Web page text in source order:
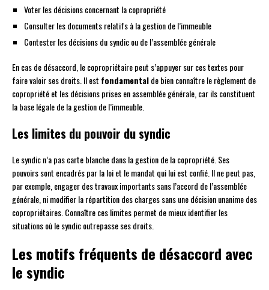
Voter les décisions concernant la copropriété
Consulter les documents relatifs à la gestion de l’immeuble
Contester les décisions du syndic ou de l’assemblée générale
En cas de désaccord, le copropriétaire peut s’appuyer sur ces textes pour
faire valoir ses droits. Il est fondamentalde bien connaître le règlement de
copropriété et les décisions prises en assemblée générale, car ils constituent
la base légale de la gestion de l’immeuble.
Les limites du pouvoir du syndic
Le syndic n’a pas carte blanche dans la gestion de la copropriété. Ses
pouvoirs sont encadrés par la loi et le mandat qui lui est confié. Il ne peut pas,
par exemple, engager des travaux importants sans l’accord de l’assemblée
générale, ni modifier la répartition des charges sans une décision unanime des
copropriétaires. Connaître ces limites permet de mieux identifier les
situations où le syndic outrepasse ses droits.
Les motifs fréquents de désaccord avec
le syndic